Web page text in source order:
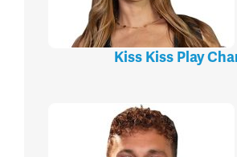
Kiss Kiss Play